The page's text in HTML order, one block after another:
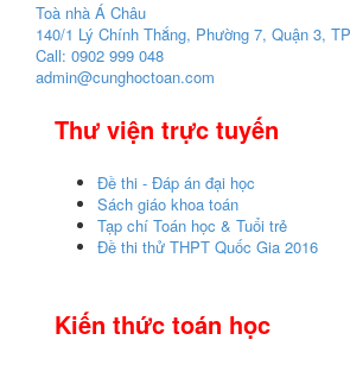
Toà nhà Á Châu
140/1 Lý Chính Thắng, Phường 7, Quận 3,
Call: 0902 999 048
admin@cunghoctoan.com
Thư viện trực tuyến
Đề thi - Đáp án đại học
Sách giáo khoa toán
Tạp chí Toán học & Tuổi trẻ
Đề thi thử THPT Quốc Gia 2016
Kiến thức toán học